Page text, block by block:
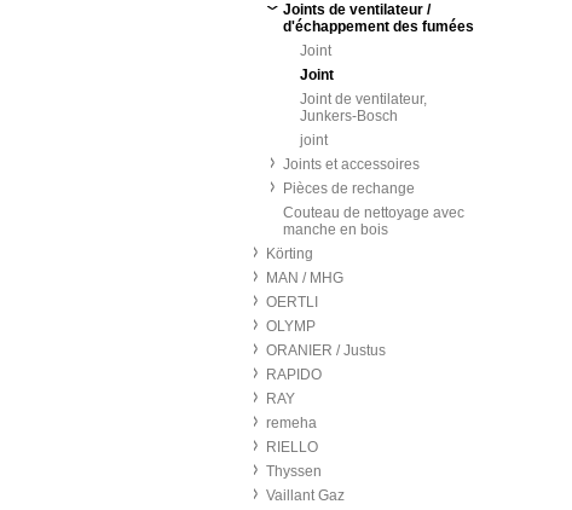
Joints de ventilateur /
d'échappement des fumées
Joint
Joint
Joint de ventilateur,
Junkers-Bosch
joint
Joints et accessoires
Pièces de rechange
Couteau de nettoyage avec
manche en bois
Körting
MAN / MHG
OERTLI
OLYMP
ORANIER / Justus
RAPIDO
RAY
remeha
RIELLO
Thyssen
Vaillant Gaz